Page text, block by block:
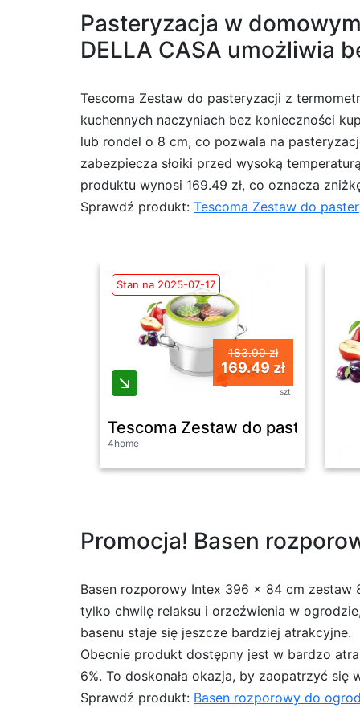
Pasteryzacja w
DELLA CASA umożliwia
Tescoma Zestaw do pasteryzacji z
kuchennych naczyniach bez konieczności
lub rondel o 8 cm, co pozwala na
zabezpiecza słoiki przed wysoką
produktu wynosi 169.49 zł, co oznacza
Sprawdź produkt: Tescoma Zestaw do
Stan na 2025-07-17
183.99 zł
169.49 zł
szt
Tescoma Zestaw do
4home
Promocja! Basen
Basen rozporowy Intex 396 x 84 cm zestaw
tylko chwilę relaksu i orzeźwienia w
basenu staje się jeszcze bardziej atrakcyjne.
Obecnie produkt dostępny jest w bardzo
6%. To doskonała okazja, by zaopatrzyć
Sprawdź produkt: Basen rozporowy do